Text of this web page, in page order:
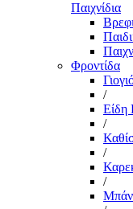
Παιχνίδια
Φροντίδα
/
Είδη
/
/
/